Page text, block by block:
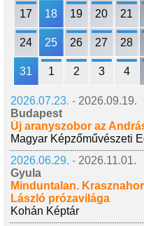
17 18 19 20 21
24 25 26 27 28
31 1 2 3 4
2026.07.23. - 2026.09.19.
Budapest
Új aranyszobor az
Magyar Képzőművészeti
2026.06.29. - 2026.11.01.
Gyula
Minduntalan.
László prózavilága
Kohán Képtár